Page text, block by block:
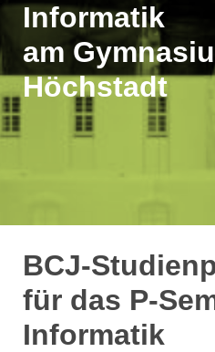
Informatik
am
Höchstadt
BCJ-
für das P-
Informatik